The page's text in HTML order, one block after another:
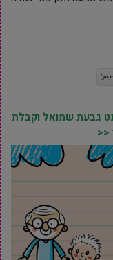
גבעת שמואל וקבלת
<<